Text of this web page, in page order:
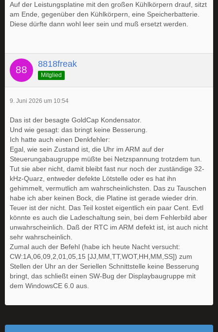
Auf der Leistungsplatine mit den großen Kühlkörpern drauf, sitzt
am Ende, gegenüber den Kühlkörpern, eine Speicherbatterie.
Diese dürfte dann wohl leer sein und muß ersetzt werden.
8818freak
Mitglied
9. Juni 2026 um 10:54
Das ist der besagte GoldCap Kondensator.
Und wie gesagt: das bringt keine Besserung.
Ich hatte auch einen Denkfehler:
Egal, wie sein Zustand ist, die Uhr im ARM auf der
Steuerungabaugruppe müßte bei Netzspannung trotzdem tun.
Tut sie aber nicht, damit bleibt fast nur noch der zuständige 32-
kHz-Quarz, entweder defekte Lötstelle oder es hat ihn
gehimmelt, vermutlich am wahrscheinlichsten. Das zu Tauschen
habe ich aber keinen Bock, die Platine ist gerade wieder drin.
Teuer ist der nicht. Das Teil kostet eigentlich ein paar Cent. Evtl
könnte es auch die Ladeschaltung sein, bei dem Fehlerbild aber
unwahrscheinlich. Daß der RTC im ARM defekt ist, ist auch nicht
sehr wahrscheinlich.
Zumal auch der Befehl (habe ich heute Nacht versucht:
CW:1A,06,09,2,01,05,15 [JJ,MM,TT,WOT,HH,MM,SS]) zum
Stellen der Uhr an der Seriellen Schnittstelle keine Besserung
bringt, das schließt einen SW-Bug der Displaybaugruppe mit
dem WindowsCE 6.0 aus.